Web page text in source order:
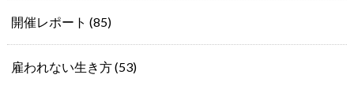
開催レポート (85)
雇われない生き方(53)